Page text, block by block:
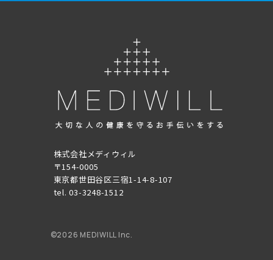
株式会社メディウィル
〒154-0005
東京都世田谷区三宿1-14-8-107
tel. 03-3248-1512
©2026 MEDIWILL Inc.